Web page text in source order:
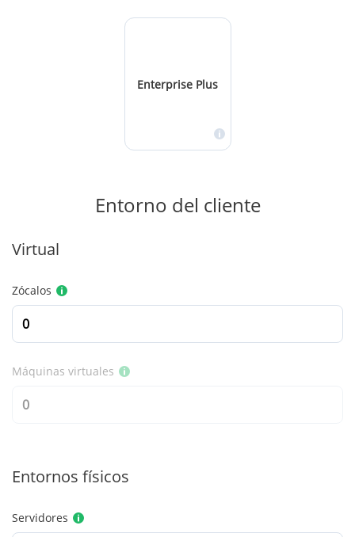
Enterprise Plus
Entorno del cliente
Virtual
Zócalos
Máquinas virtuales
Entornos físicos
Servidores